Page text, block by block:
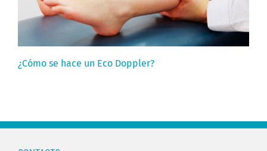
¿Cómo se hace un Eco Doppler?